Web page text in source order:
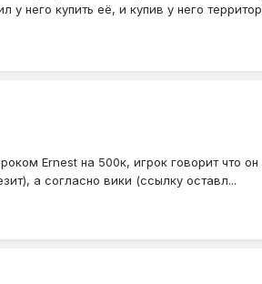
него купить её, и купив у него
Ernest на 500к, игрок говорит что
а согласно вики (ссылку оставл...